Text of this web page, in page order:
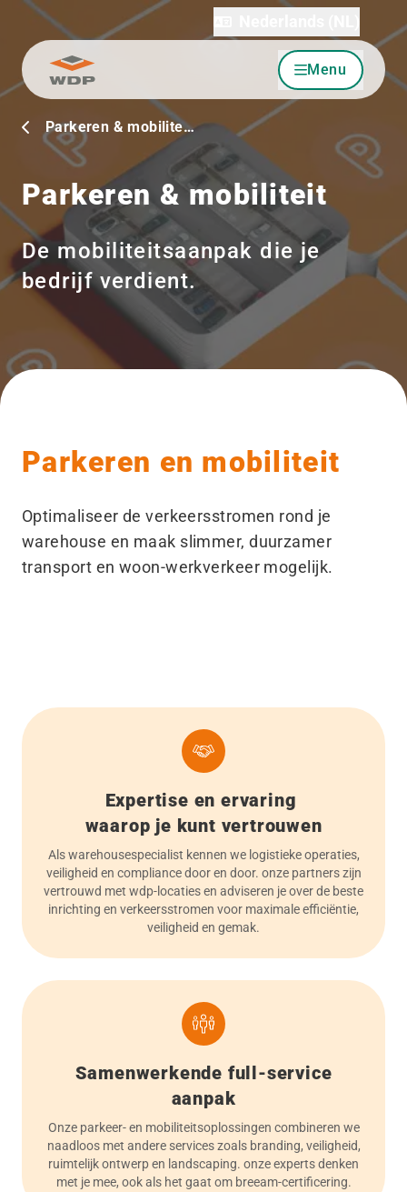
Ga naar inhoud Menu
Parkeren & mobilite…
Parkeren & mobiliteit
De mobiliteitsaanpak die je
bedrijf verdient.
Parkeren en mobiliteit
Optimaliseer de verkeersstromen rond je
warehouse en maak slimmer, duurzamer
transport en woon-werkverkeer mogelijk.
Expertise en ervaring
waarop je kunt vertrouwen
Als warehousespecialist kennen we logistieke operaties,
veiligheid en compliance door en door. onze partners zijn
vertrouwd met wdp-locaties en adviseren je over de beste
inrichting en verkeersstromen voor maximale efficiëntie,
veiligheid en gemak.
Samenwerkende full-service
aanpak
Onze parkeer- en mobiliteitsoplossingen combineren we
naadloos met andere services zoals branding, veiligheid,
ruimtelijk ontwerp en landscaping. onze experts denken
met je mee, ook als het gaat om breeam-certificering.